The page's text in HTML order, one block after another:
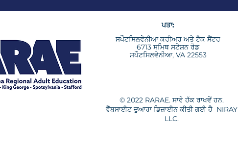
ਪਤਾ:
ਸਪੌਟਸਿਲਵੇਨੀਆ ਕਰੀਅਰ ਅਤੇ ਟੈਕ ਸੈਂਟਰ
6713 ਸਮਿਥ ਸਟੇਸ਼ਨ ਰੋਡ
ਸਪੌਟਸਿਲਵੇਨੀਆ, VA 22553
© 2022 RARAE. ਸਾਰੇ ਹੱਕ ਰਾਖਵੇਂ ਹਨ.
ਵੈੱਬਸਾਈਟ ਦੁਆਰਾ ਡਿਜ਼ਾਈਨ ਕੀਤੀ ਗਈ ਹੈ NIRAY
LLC.